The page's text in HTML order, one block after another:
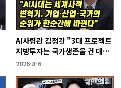
AI사령관 김정관 "3대 프로젝트
지방투자는 국가생존을 건 대전
략"
2026-8-6